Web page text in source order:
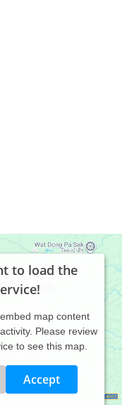
to load the
map content
Please review
to see this map.
Accept